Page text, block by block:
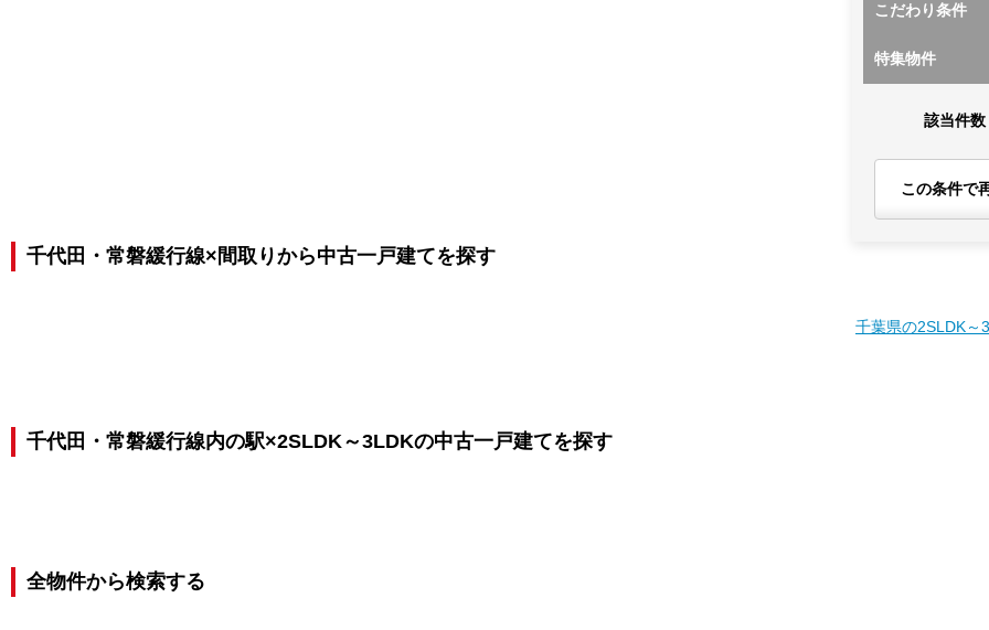
こだわり条件
特集物件
該当件数
この条件で
千代田・常磐緩行線×間取りから中古一戸建てを探す
千葉県の2SLDK～
千代田・常磐緩行線内の駅×2SLDK～3LDKの中古一戸建てを探す
全物件から検索する